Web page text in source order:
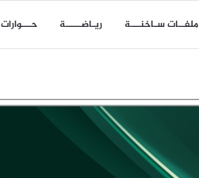
ملفــات سـاخنـــة ريـاضـــــة حـــوارات